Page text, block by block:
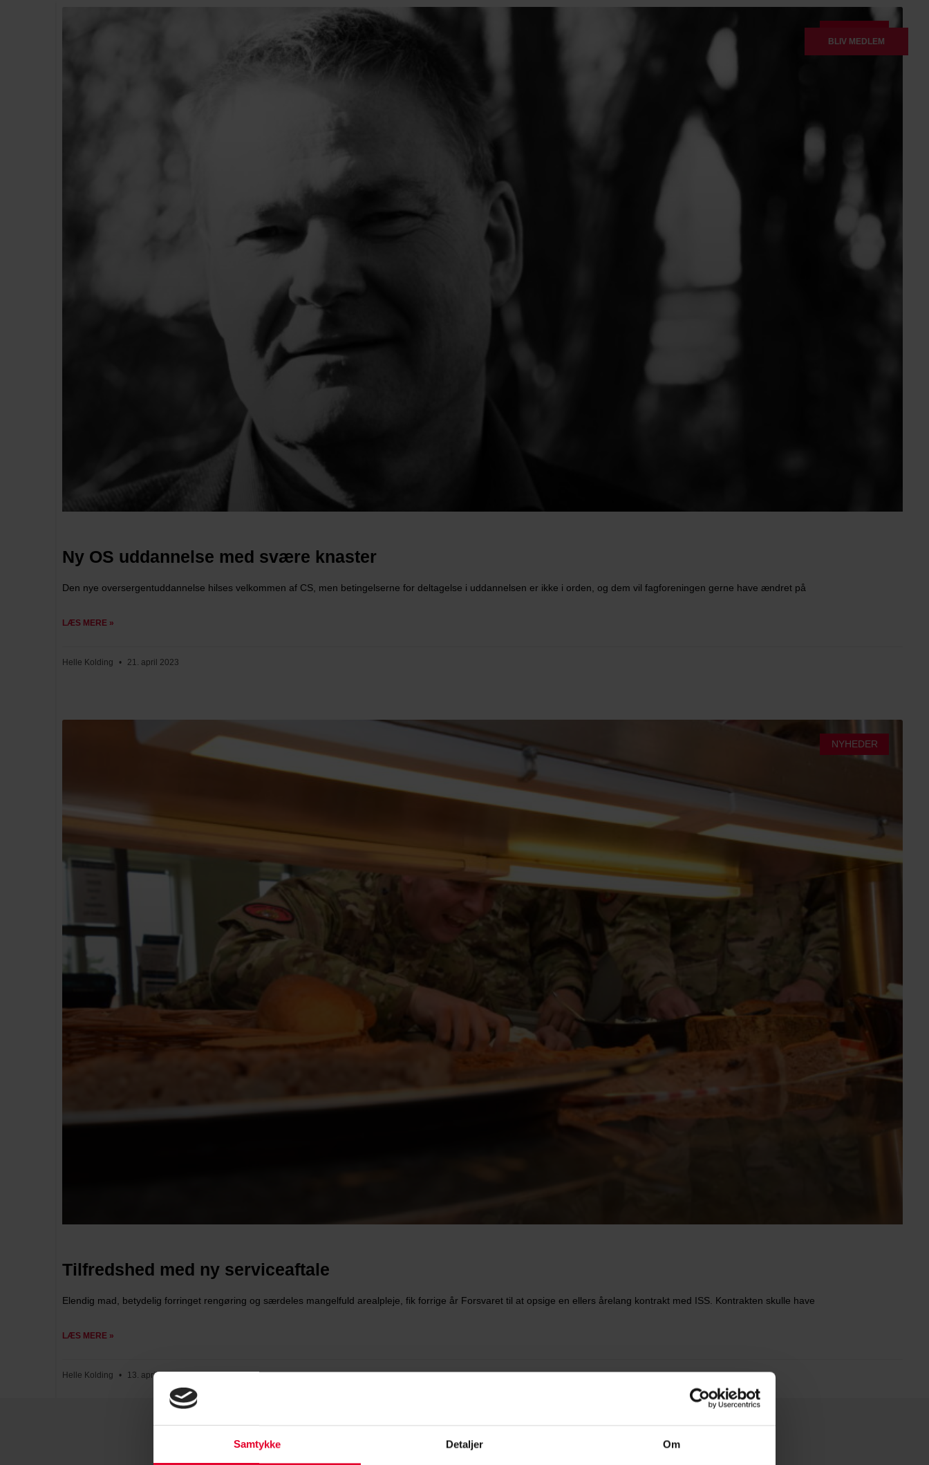
Samtykke Detaljer Om
BLIV MEDLEM
Ny OS uddannelse med svære knaster
Den nye oversergentuddannelse hilses velkommen af CS, men betingelserne for deltagelse i uddannelsen er ikke i orden, og dem vil fagforeningen gerne have ændret på
LÆS MERE »
Helle Kolding 21. april 2023
NYHEDER
Tilfredshed med ny serviceaftale
Elendig mad, betydelig forringet rengøring og særdeles mangelfuld arealpleje, fik forrige år Forsvaret til at opsige en ellers årelang kontrakt med ISS. Kontrakten skulle have
LÆS MERE »
Helle Kolding 13. april 2023